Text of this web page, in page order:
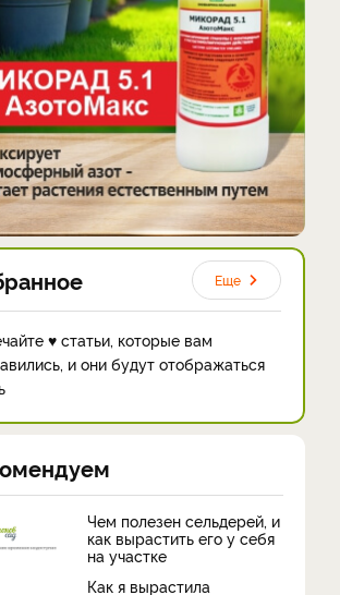
Еще
♥ статьи, которые вам
и они будут отображаться
Чем полезен сельдерей, и
как вырастить его у себя
на участке
Как я вырастила